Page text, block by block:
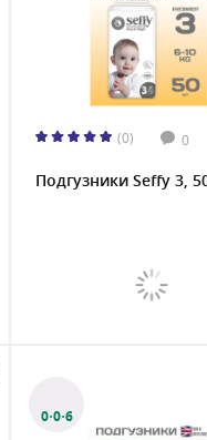
(0) 0
Подгузники Seffy 3,
0·0·6